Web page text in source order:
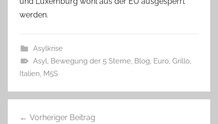
werden.
Asylkrise
Asyl, Bewegung der 5 Sterne, Blog, Euro, Grillo,
Italien, M5S
Vorheriger Beitrag